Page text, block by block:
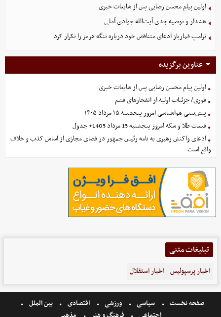
اولین پیام محسن رضایی پس از شایعات خبری
هشدار و توصیه جدی آیت‌الله جوادی آملی
ترامپ قمارباز ادعای متناقض خود درباره تنگه هرمز را تکرار کرد
عناوین برگزیده
اولین پیام محسن رضایی پس از شایعات خبری
فوری/ جزئیات اولیه از انفجارهای قشم
پیش‌بینی هواشناسی امروز پنجشنبه ۱۵ مرداد ۱۴۰۵
قیمت طلا و سکه امروز پنجشنبه 15 مرداد 1405+ جدول
ادعای واکنش رهبری به نامه رئیس جمهور در فضای مجازی از اساس کذب و خلاف
واقع است
تبلیغات متنی
اخبار پرسپولیس اخبار استقلال
صفحه نخست سیاسی ورزشی اقتصادی
بین الملل